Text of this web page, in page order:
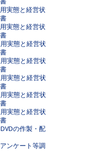
実態と経営状
実態と経営状
実態と経営状
実態と経営状
実態と経営状
実態と経営状
実態と経営状
の作製・配
ンケート等調